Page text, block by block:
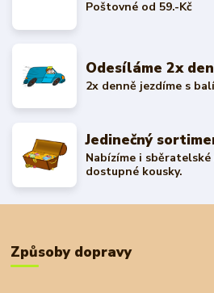
Poštovné od 59.-Kč
Odesíláme 2x
2x denně jezdíme s
Jedinečný
Nabízíme i
dostupné kousky.
Způsoby dopravy